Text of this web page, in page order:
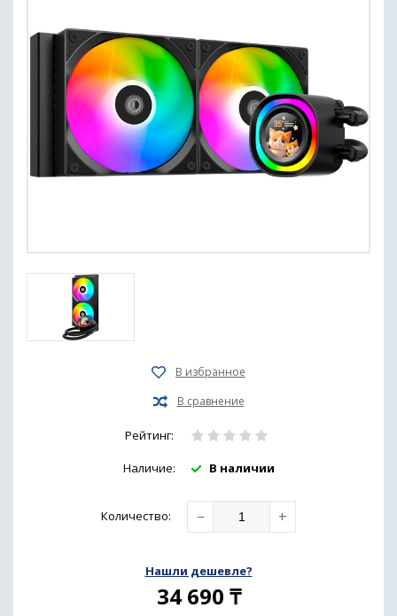
Рейтинг:
Наличие: В наличии
Количество: − +
Нашли дешевле?
34 690 ₸